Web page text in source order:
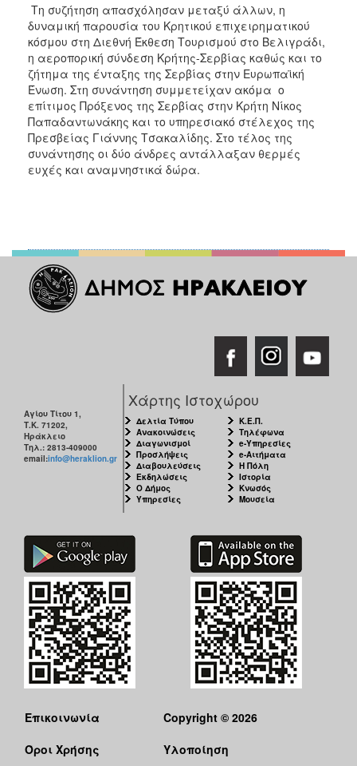
ΠΟΛΙΤΙΣΜΟΣ
ΑΝΘΕΚΤΙΚΗ
ΠΟΛΗ
Τη συζήτηση απασχόλησαν μεταξύ άλλων, η
δυναμική παρουσία του Κρητικού επιχειρηματικού
κόσμου στη Διεθνή Έκθεση Τουρισμού στο Βελιγράδι,
η αεροπορική σύνδεση Κρήτης-Σερβίας καθώς και το
ζήτημα της ένταξης της Σερβίας στην Ευρωπαϊκή
Ένωση. Στη συνάντηση συμμετείχαν ακόμα ο
επίτιμος Πρόξενος της Σερβίας στην Κρήτη Νίκος
Παπαδαντωνάκης και το υπηρεσιακό στέλεχος της
Πρεσβείας Γιάννης Τσακαλίδης. Στο τέλος της
συνάντησης οι δύο άνδρες αντάλλαξαν θερμές
ευχές και αναμνηστικά δώρα.
Αγίου Τίτου 1,
Τ.Κ. 71202,
Ηράκλειο
Τηλ.: 2813-409000
email:info@heraklion.gr
Χάρτης Ιστοχώρου
Δελτία Τύπου
Ανακοινώσεις
Διαγωνισμοί
Προσλήψεις
Διαβουλεύσεις
Εκδηλώσεις
Ο Δήμος
Υπηρεσίες
Κ.Ε.Π.
Τηλέφωνα
e-Υπηρεσίες
e-Αιτήματα
Η Πόλη
Ιστορία
Κνωσός
Μουσεία
Επικοινωνία
Όροι Χρήσης
Copyright © 2026
Υλοποίηση